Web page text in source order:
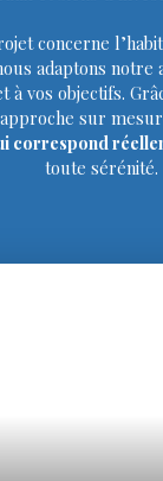
concerne
adaptons notre
à vos objectifs.
sur
correspond
toute sérénité.